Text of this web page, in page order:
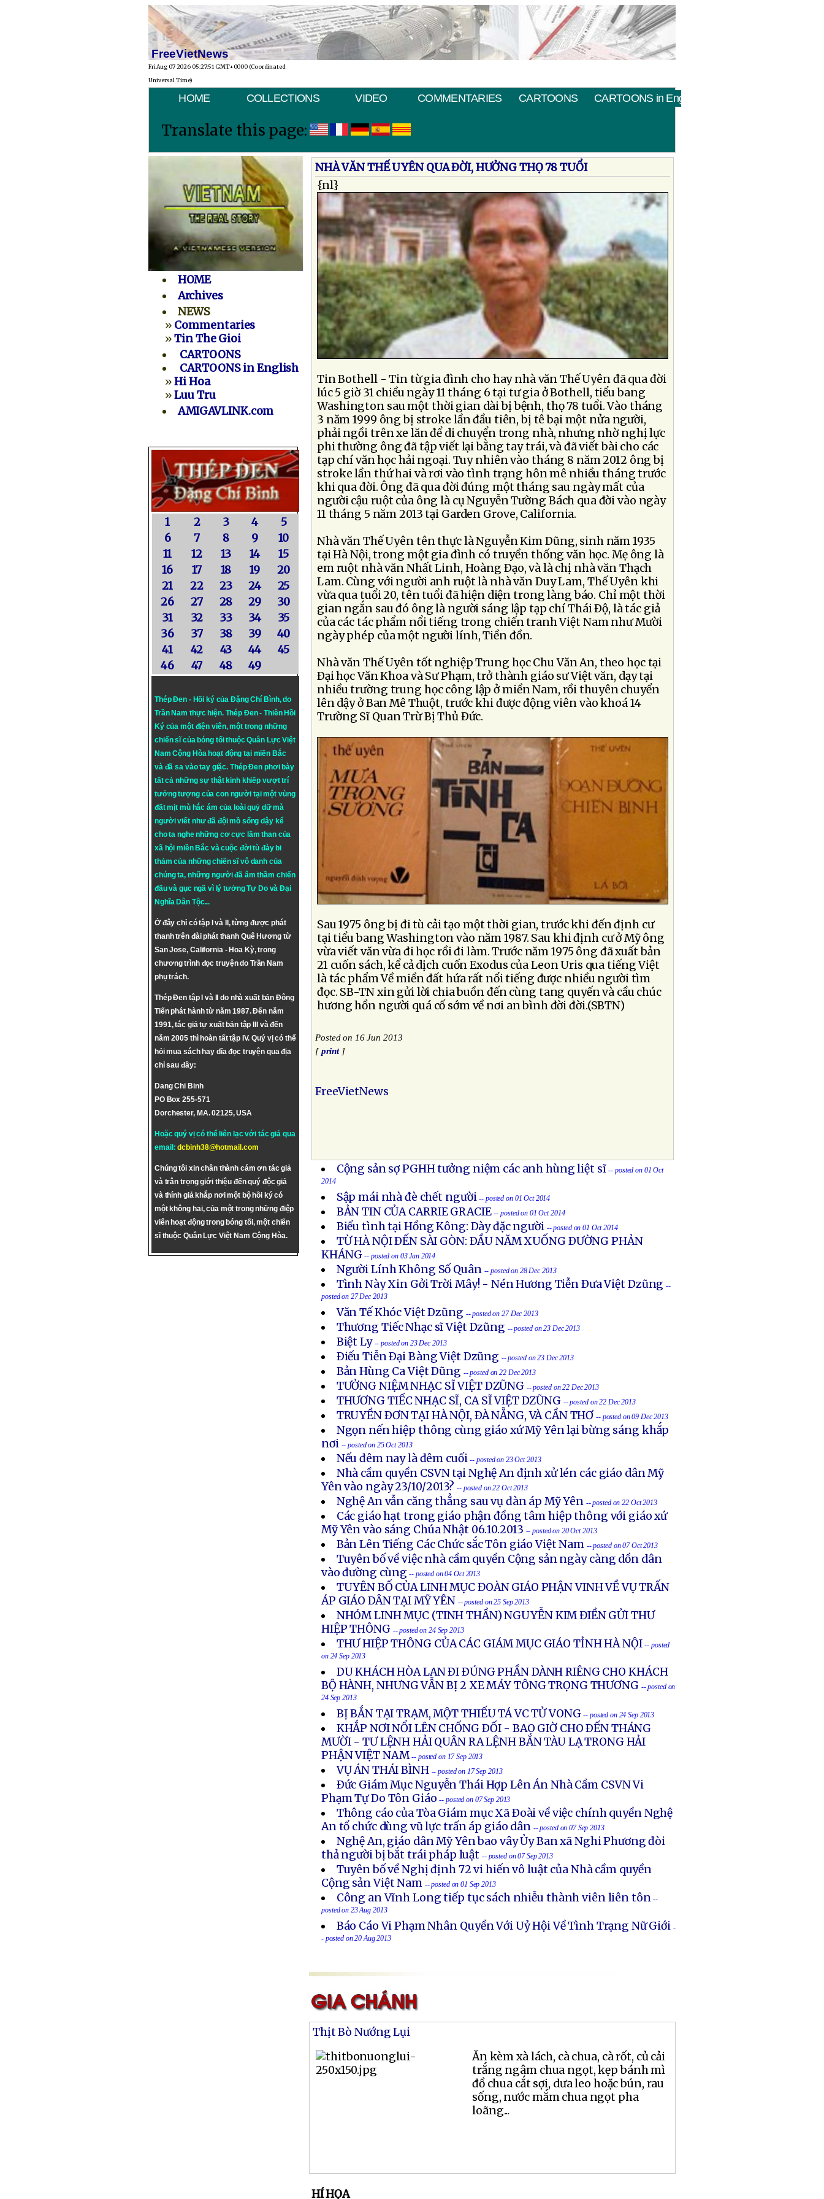
FreeVietNews
Fri Aug 07 2026 05:27:51 GMT+0000 (Coordinated
Universal Time)
HOME COLLECTIONS VIDEO COMMENTARIES CARTOONS CARTOONS in English
Translate this page:
HOME
Archives
NEWS
» Commentaries
»Tin The Gioi
CARTOONS
CARTOONS in English
»Hi Hoa
»Luu Tru
AMIGAVLINK.com
1 2 3 4
5
6
7 8 9
10
11
12 13 14
15
16
17 18 19
20
21
22 23 24
25
26
27 28 29
30
31
32 33 34
35
36
37 38 39
40
41
42 43 44
45
46
47 48 49
Thép Đen - Hồi ký của Đặng Chí Bình, do
Trần Nam thực hiện. Thép Đen- Thiên Hồi
Ký của một điện viên, một trong những
chiến sĩ của bóng tối thuộc Quân Lực Việt
Nam Cộng Hòa hoạt động tại miền Bắc
và đã sa vào tay giặc. Thép Đen phơi bày
tất cả những sự thật kinh khiếp vượt trí
tưởng tượng của con người tại một vùng
đất mịt mù hắc ám của loài quỷ dữ mà
người viết như đã đội mồ sống dậy kể
cho ta nghe những cơ cực lầm than của
xã hội miền Bắc và cuộc đời tù đày bi
thảm của những chiến sĩ vô danh của
chúng ta, những người đã âm thầm chiến
đấu và gục ngã vì lý tưởngTự DovàĐại
Nghĩa Dân Tộc...
Ở đây chỉ có tập I và II, từng được phát
thanh trên đài phát thanh Quê Hương từ
San Jose, California - Hoa Kỳ, trong
chương trình đọc truyện do Trần Nam
phụ trách.
Thép Đen tập I và II do nhà xuất bản Đông
Tiến phát hành từ năm 1987. Đến năm
1991, tác giả tự xuất bản tập III và đến
năm 2005 thì hoàn tất tập IV. Quý vị có thể
hỏi mua sách hay dĩa đọc truyện qua địa
chỉ sau đây:
Dang Chi Binh
PO Box 255-571
Dorchester, MA. 02125, USA
Hoặc quý vị có thể liên lạc với tác giả qua
email:dcbinh38@hotmail.com
Chúng tôi xin chân thành cám ơn tác giả
và trân trọng giới thiệu đến quý độc giả
và thính giả khắp nơi một bộ hồi ký có
một không hai, của một trong những điệp
viên hoạt động trong bóng tối, một chiến
sĩ thuộc Quân Lực Việt Nam Cộng Hòa.
NHÀ VĂN THẾ UYÊN QUA ÐỜI, HƯỞNG THỌ 78 TUỔI
{nl}
Tin Bothell - Tin từ gia đình cho hay nhà văn Thế Uyên đã qua đời
lúc 5 giờ 31 chiều ngày 11 tháng 6 tại tư gia ở Bothell, tiểu bang
Washington sau một thời gian dài bị bệnh, thọ 78 tuổi. Vào tháng
3 năm 1999 ông bị stroke lần đầu tiên, bị tê bại một nửa người,
phải ngồi trên xe lăn để di chuyển trong nhà, nhưng nhờ nghị lực
phi thường ông đã tập viết lại bằng tay trái, và đã viết bài cho các
tạp chí văn học hải ngoại. Tuy nhiên vào tháng 8 năm 2012 ông bị
stroke lần thứ hai và rơi vào tình trạng hôn mê nhiều tháng trước
khi qua đời. Ông đã qua đời đúng một tháng sau ngày mất của
người cậu ruột của ông là cụ Nguyễn Tường Bách qua đời vào ngày
11 tháng 5 năm 2013 tại Garden Grove, California.
Nhà văn Thế Uyên tên thực là Nguyễn Kim Dũng, sinh năm 1935
tại Hà Nội, trong một gia đình có truyền thống văn học. Mẹ ông là
em ruột nhà văn Nhất Linh, Hoàng Ðạo, và là chị nhà văn Thạch
Lam. Cùng với người anh ruột là nhà văn Duy Lam, Thế Uyên khi
vừa qua tuổi 20, tên tuổi đã hiện diện trong làng báo. Chỉ một thời
gian ngắn sau đó ông là người sáng lập tạp chí Thái Ðộ, là tác giả
của các tác phẩm nổi tiếng trong chiến tranh Việt Nam như Mười
ngày phép của một người lính, Tiền đồn.
Nhà văn Thế Uyên tốt nghiệp Trung học Chu Văn An, theo học tại
Ðại học Văn Khoa và Sư Phạm, trở thành giáo sư Việt văn, dạy tại
nhiều trường trung học công lập ở miền Nam, rồi thuyên chuyển
lên dậy ở Ban Mê Thuột, trước khi được động viên vào khoá 14
Trường Sĩ Quan Trừ Bị Thủ Ðức.
Sau 1975 ông bị đi tù cải tạo một thời gian, trước khi đến định cư
tại tiểu bang Washington vào năm 1987. Sau khi định cư ở Mỹ ông
vừa viết văn vừa đi học rồi đi làm. Trước năm 1975 ông đã xuất bản
21 cuốn sách, kể cả dịch cuốn Exodus của Leon Uris qua tiếng Việt
là tác phẩm Về miền đất hứa rất nổi tiếng được nhiều người tìm
đọc. SB-TN xin gửi lời chia buồn đến cùng tang quyến và cầu chúc
hương hồn người quá cố sớm về nơi an bình đời đời.(SBTN)
Posted on 16 Jun 2013
[print]
FreeVietNews
Cộng sản sợ PGHH tưởng niệm các anh hùng liệt sĩ -- posted on 01 Oct
2014
Sập mái nhà đè chết người -- posted on 01 Oct 2014
BẢN TIN CỦA CARRIE GRACIE-- posted on 01 Oct 2014
Biểu tình tại Hồng Kông: Dày đặc người -- posted on 01 Oct 2014
TỪ HÀ NỘI ÐẾN SÀI GÒN: ÐẦU NĂM XUỐNG ÐƯỜNG PHẢN
KHÁNG-- posted on 03 Jan 2014
Người Lính Không Số Quân -- posted on 28 Dec 2013
Tình Này Xin Gởi Trời Mây! - Nén Hương Tiễn Ðưa Việt Dzũng --
posted on 27 Dec 2013
Văn Tế Khóc Việt Dzũng -- posted on 27 Dec 2013
Thương Tiếc Nhạc sĩ Việt Dzũng -- posted on 23 Dec 2013
Biệt Ly -- posted on 23 Dec 2013
Ðiếu Tiễn Ðại Bàng Việt Dzũng -- posted on 23 Dec 2013
Bản Hùng Ca Việt Dũng -- posted on 22 Dec 2013
TƯỞNG NIỆM NHẠC SĨ VIỆT DZŨNG -- posted on 22 Dec 2013
THƯƠNG TIẾC NHẠC SĨ, CA SĨ VIỆT DZŨNG -- posted on 22 Dec 2013
TRUYỀN ÐƠN TẠI HÀ NỘI, ÐÀ NẴNG, VÀ CẦN THƠ -- posted on 09 Dec 2013
Ngọn nến hiệp thông cùng giáo xứ Mỹ Yên lại bừng sáng khắp
nơi -- posted on 25 Oct 2013
Nếu đêm nay là đêm cuối -- posted on 23 Oct 2013
Nhà cầm quyền CSVN tại Nghệ An định xử lén các giáo dân Mỹ
Yên vào ngày 23/10/2013?-- posted on 22 Oct 2013
Nghệ An vẫn căng thẳng sau vụ đàn áp Mỹ Yên -- posted on 22 Oct 2013
Các giáo hạt trong giáo phận đồng tâm hiệp thông với giáo xứ
Mỹ Yên vào sáng Chúa Nhật 06.10.2013 -- posted on 20 Oct 2013
Bản Lên Tiếng Các Chức sắc Tôn giáo Việt Nam -- posted on 07 Oct 2013
Tuyên bố về việc nhà cầm quyền Cộng sản ngày càng dồn dân
vào đường cùng -- posted on 04 Oct 2013
TUYÊN BỐ CỦA LINH MỤC ĐOÀN GIÁO PHẬN VINH VỀ VỤ TRẤN
ÁP GIÁO DÂN TẠI MỸ YÊN -- posted on 25 Sep 2013
NHÓM LINH MỤC (TINH THẦN) NGUYỄN KIM ĐIỀN GỬI THƯ
HIỆP THÔNG -- posted on 24 Sep 2013
THƯ HIỆP THÔNG CỦA CÁC GIÁM MỤC GIÁO TỈNH HÀ NỘI -- posted
on 24 Sep 2013
DU KHÁCH HÒA LAN ÐI ÐÚNG PHẦN DÀNH RIÊNG CHO KHÁCH
BỘ HÀNH, NHƯNG VẪN BỊ 2 XE MÁY TÔNG TRỌNG THƯƠNG -- posted on
24 Sep 2013
BỊ BẮN TẠI TRẠM, MỘT THIẾU TÁ VC TỬ VONG -- posted on 24 Sep 2013
KHẮP NƠI NỔI LÊN CHỐNG ÐỐI - BAO GIỜ CHO ÐẾN THÁNG
MƯỜI - TƯ LỆNH HẢI QUÂN RA LỆNH BẮN TÀU LẠ TRONG HẢI
PHẬN VIỆT NAM-- posted on 17 Sep 2013
VỤ ÁN THÁI BÌNH -- posted on 17 Sep 2013
Ðức Giám Mục Nguyễn Thái Hợp Lên Án Nhà Cầm CSVN Vi
Phạm Tự Do Tôn Giáo -- posted on 07 Sep 2013
Thông cáo của Tòa Giám mục Xã Ðoài về việc chính quyền Nghệ
An tổ chức dùng vũ lực trấn áp giáo dân -- posted on 07 Sep 2013
Nghệ An, giáo dân Mỹ Yên bao vây Ủy Ban xã Nghi Phương đòi
thả người bị bắt trái pháp luật -- posted on 07 Sep 2013
Tuyên bố về Nghị định 72 vi hiến vô luật của Nhà cầm quyền
Cộng sản Việt Nam -- posted on 01 Sep 2013
Công an Vĩnh Long tiếp tục sách nhiễu thành viên liên tôn --
posted on 23 Aug 2013
Báo Cáo Vi Phạm Nhân Quyền Với Uỷ Hội Về Tình Trạng Nữ Giới -
- posted on 20 Aug 2013
Thịt Bò Nướng Lụi
Ăn kèm xà lách, cà chua, cà rốt, củ cải
trắng ngâm chua ngọt, kẹp bánh mì
đồ chua cắt sợi, dưa leo hoặc bún, rau
sống, nước mắm chua ngọt pha
loãng...
HÍ HỌA